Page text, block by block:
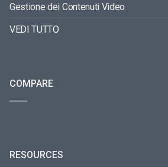
Gestione dei Contenuti Video
VEDI TUTTO
COMPARE
RESOURCES